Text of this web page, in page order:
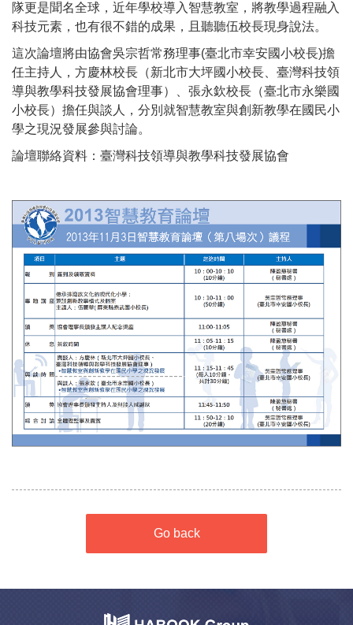
隊更是聞名全球，近年學校導入智慧教室，將教學過程融入
科技元素，也有很不錯的成果，且聽聽伍校長現身說法。
這次論壇將由協會吳宗哲常務理事(臺北市幸安國小校長)擔
任主持人，方慶林校長（新北市大坪國小校長、臺灣科技領
導與教學科技發展協會理事）、張永欽校長（臺北市永樂國
小校長）擔任與談人，分別就智慧教室與創新教學在國民小
學之現況發展參與討論。
論壇聯絡資料：臺灣科技領導與教學科技發展協會
Go back